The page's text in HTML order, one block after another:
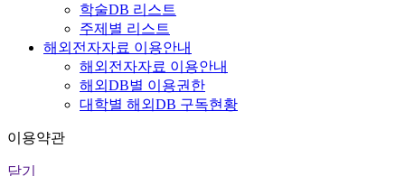
학술DB 리스트
주제별 리스트
해외전자자료 이용안내
해외전자자료 이용안내
해외DB별 이용권한
대학별 해외DB 구독현황
이용약관
닫기